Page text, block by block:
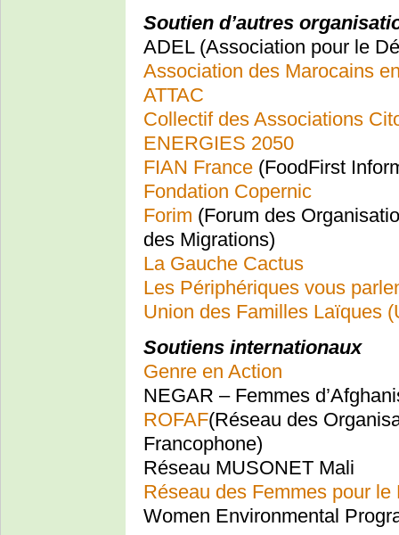
Soutien d’autres
ADEL (Association pour le
Association des Marocains
ATTAC
Collectif des Associations
ENERGIES 2050
FIAN France (FoodFirst
Fondation Copernic
Forim (Forum des
des Migrations)
La Gauche Cactus
Les Périphériques vous
Union des Familles Laïques
Soutiens internationaux
Genre en Action
NEGAR – Femmes
ROFAF(Réseau des
Francophone)
Réseau MUSONET Mali
Réseau des Femmes pour
Women Environmental